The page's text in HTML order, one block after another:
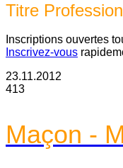
Titre
Inscriptions ouvertes
Inscrivez-vous
23.11.2012
413
Maçon -